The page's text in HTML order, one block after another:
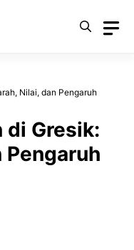
Nilai, dan Pengaruh
di Gresik:
Pengaruh